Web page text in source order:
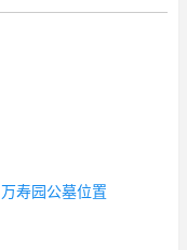
万寿园公墓位置